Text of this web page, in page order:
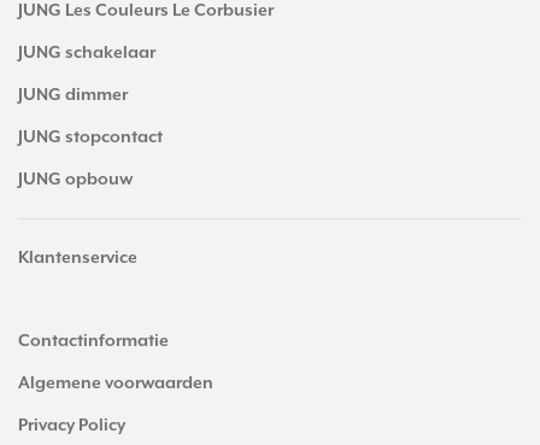
JUNG Les Couleurs Le Corbusier
JUNG schakelaar
JUNG dimmer
JUNG stopcontact
JUNG opbouw
Klantenservice
Contactinformatie
Algemene voorwaarden
Privacy Policy